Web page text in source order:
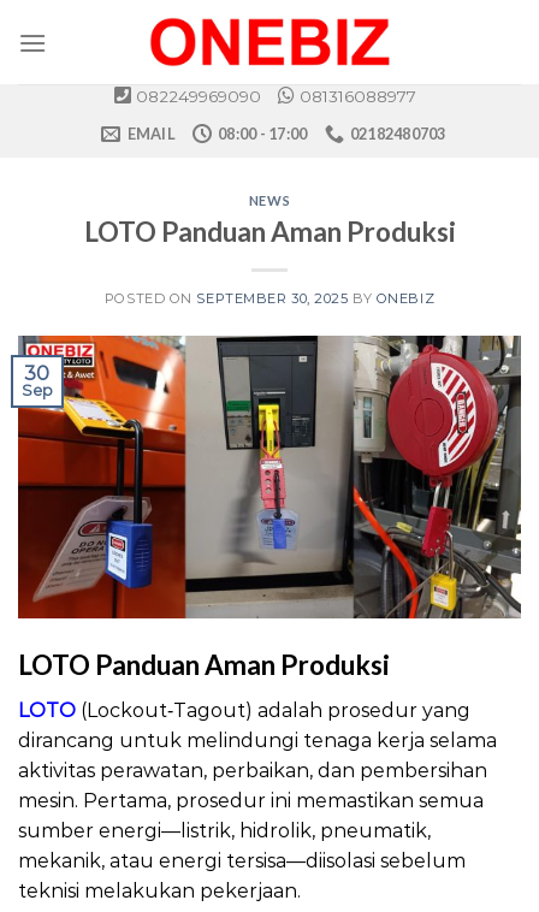
082249969090
081316088977
EMAIL
08:00 - 17:00 02182480703
NEWS
LOTO Panduan Aman Produksi
POSTED ON SEPTEMBER 30, 2025 BY ONEBIZ
30
Sep
LOTO Panduan Aman Produksi
LOTO (Lockout‑Tagout) adalah prosedur yang
dirancang untuk melindungi tenaga kerja selama
aktivitas perawatan, perbaikan, dan pembersihan
mesin. Pertama, prosedur ini memastikan semua
sumber energi—listrik, hidrolik, pneumatik,
mekanik, atau energi tersisa—diisolasi sebelum
teknisi melakukan pekerjaan.